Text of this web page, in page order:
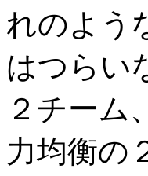
れのよう
はつらい
２チーム
力均衡の